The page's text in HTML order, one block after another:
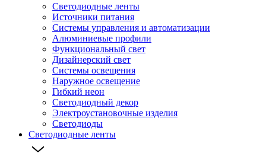
Светодиодные ленты
Источники питания
Системы управления и автоматизации
Алюминиевые профили
Функциональный свет
Дизайнерский свет
Системы освещения
Наружное освещение
Гибкий неон
Светодиодный декор
Электроустановочные изделия
Светодиоды
Светодиодные ленты